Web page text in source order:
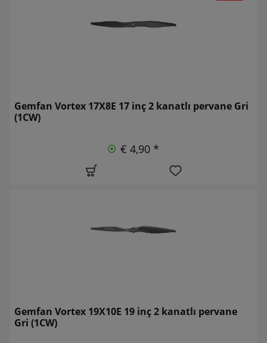
Gemfan Vortex 17X8E 17 inç 2 kanatlı pervane Gri
(1CW)
€ 4,90 *
Gemfan Vortex 19X10E 19 inç 2 kanatlı pervane
Gri (1CW)